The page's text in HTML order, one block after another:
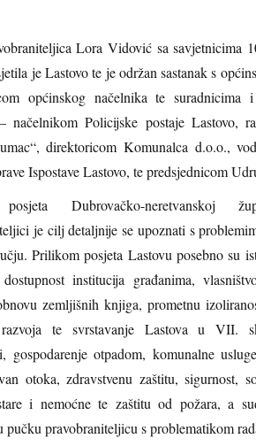
Lora Vidović sa savjetnicima
je Lastovo te je održan sastanak s
općinskog načelnika te suradnicima i
načelnikom Policijske postaje Lastovo,
direktoricom Komunalca d.o.o.,
Ispostave Lastovo, te predsjednicom
Dubrovačko-neretvanskoj
je cilj detaljnije se upoznati s
istaknuti problemi
institucija građanima,
zemljišnih knjiga, prometnu
te svrstavanje Lastova u VII.
gospodarenje otpadom, komunalne
otoka, zdravstvenu zaštitu, sigurnost,
i nemoćne te zaštitu od požara, a
pučku pravobraniteljicu s problematikom